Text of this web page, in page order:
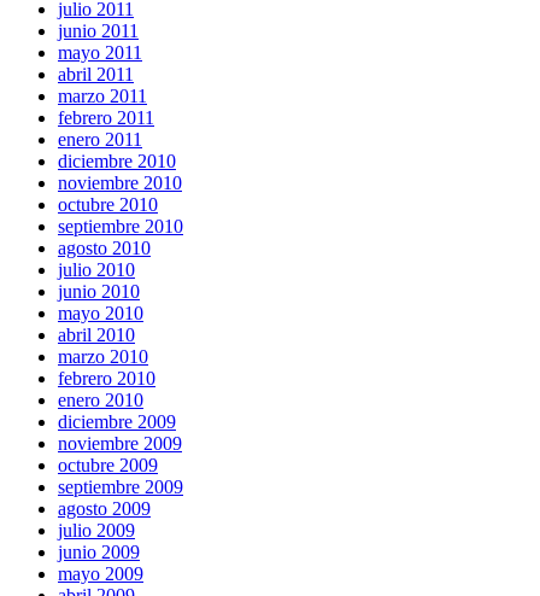
julio 2011
junio 2011
mayo 2011
abril 2011
marzo 2011
febrero 2011
enero 2011
diciembre 2010
noviembre 2010
octubre 2010
septiembre 2010
agosto 2010
julio 2010
junio 2010
mayo 2010
abril 2010
marzo 2010
febrero 2010
enero 2010
diciembre 2009
noviembre 2009
octubre 2009
septiembre 2009
agosto 2009
julio 2009
junio 2009
mayo 2009